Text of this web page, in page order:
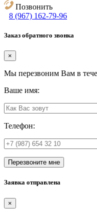
Позвонить
8 (967) 162-79-96
Заказ обратного звонка
×
Мы перезвоним Вам в
Ваше имя:
Телефон:
Перезвоните мне
Заявка отправлена
×